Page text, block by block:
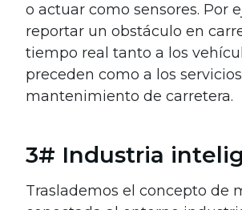
o actuar como sensores. Por
reportar un obstáculo en
tiempo real tanto a los
preceden como a los
mantenimiento de carretera.
3# Industria
Traslademos el concepto de